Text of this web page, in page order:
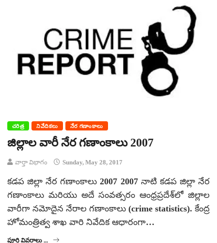
చరిత్ర నివేదికలు నేర గణాంకాలు
జిల్లాల వారీ నేర గణాంకాలు 2007
వార్తా విభాగం Sunday, May 28, 2017
కడప జిల్లా నేర గణాంకాలు 2007 2007 నాటి కడప జిల్లా నేర
గణాంకాలు మరియు అదే సంవత్సరం ఆంధ్రప్రదేశ్‌లో జిల్లాల
వారీగా నమోదైన నేరాల గణాంకాలు (crime statistics). కేంద్ర
హోమంత్రిత్వ శాఖ వారి నివేదిక ఆధారంగా…
పూర్తి వివరాలు ...